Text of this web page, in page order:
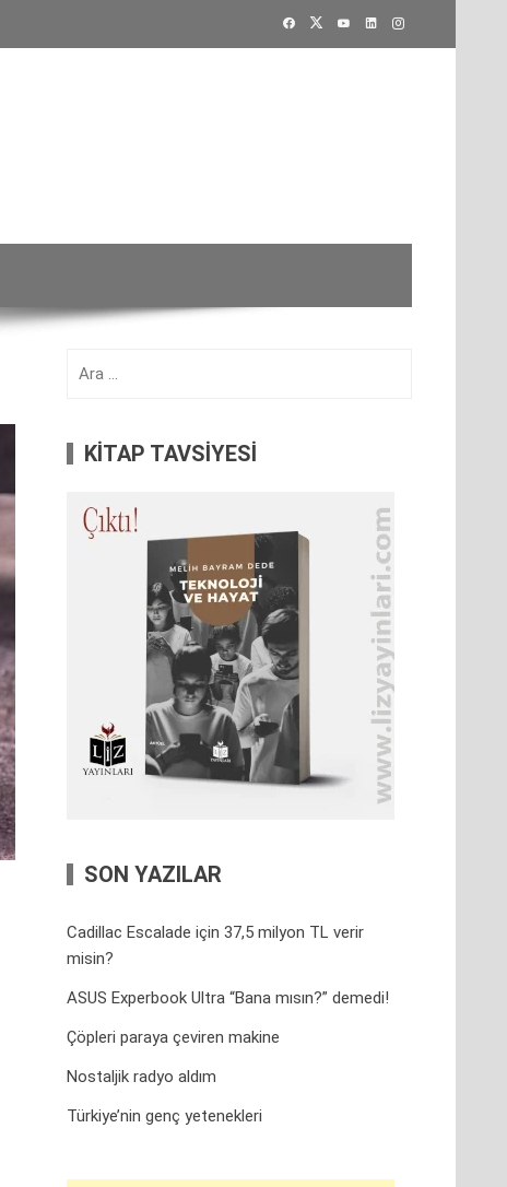
KİTAP TAVSİYESİ
SON YAZILAR
Cadillac Escalade için 37,5 milyon TL verir
misin?
ASUS Experbook Ultra “Bana mısın?” demedi!
Çöpleri paraya çeviren makine
Nostaljik radyo aldım
Türkiye’nin genç yetenekleri